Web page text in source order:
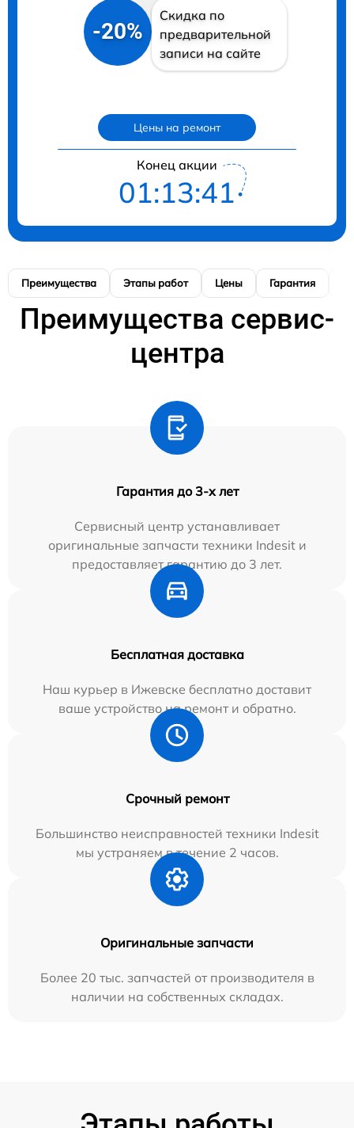
-20%
Скидка по
предварительной
записи на сайте
Цены на ремонт
Конец акции
01:13:40
Преимущества Этапы работ Цены Гарантия
Преимущества сервис-
центра
Гарантия до 3-х лет
Сервисный центр устанавливает
оригинальные запчасти техники Indesit и
предоставляет гарантию до 3 лет.
Бесплатная доставка
Наш курьер в Ижевске бесплатно доставит
ваше устройство на ремонт и обратно.
Срочный ремонт
Большинство неисправностей техники Indesit
мы устраняем в течение 2 часов.
Оригинальные запчасти
Более 20 тыс. запчастей от производителя в
наличии на собственных складах.